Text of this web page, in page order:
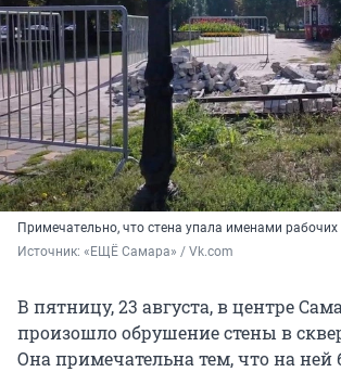
Примечательно, что стена упала именами рабочих
Источник: «ЕЩЁ Самара» / Vk.com
В пятницу, 23 августа, в центре
произошло обрушение стены в
Она примечательна тем, что на ней